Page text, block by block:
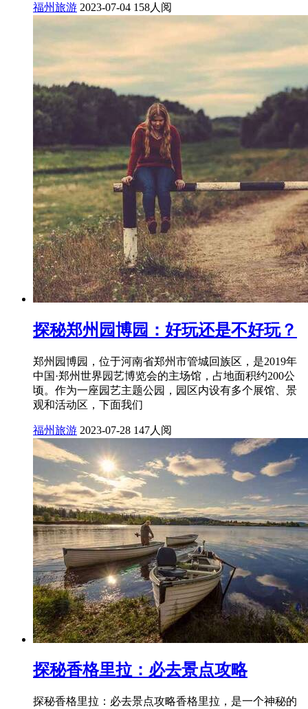
福州旅游 2023-07-04 158人阅
探秘郑州园博园：好玩还是不好玩？
郑州园博园，位于河南省郑州市管城回族区，是2019年
中国·郑州世界园艺博览会的主场馆，占地面积约200公
顷。作为一座园艺主题公园，园区内设有多个展馆、景
观和活动区，下面我们
福州旅游 2023-07-28 147人阅
探秘香格里拉：必去景点攻略
探秘香格里拉：必去景点攻略香格里拉，是一个神秘的